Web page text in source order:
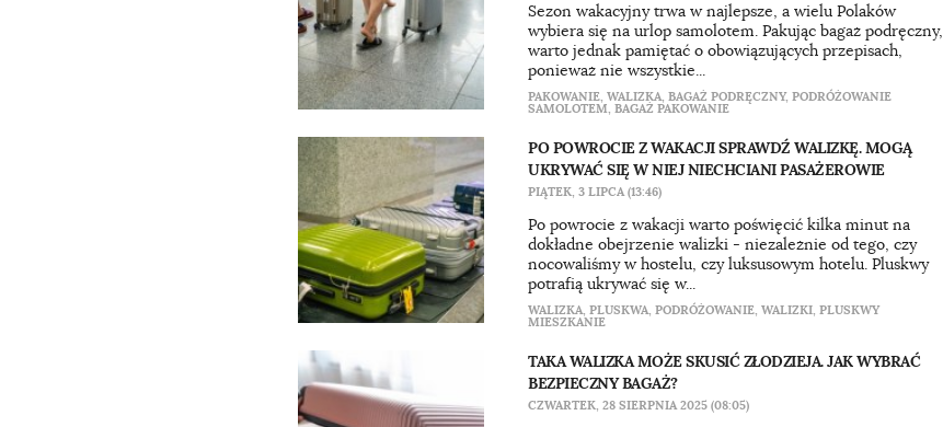
Sezon wakacyjny trwa w najlepsze, a wielu Polaków
wybiera się na urlop samolotem. Pakując bagaż podręczny,
warto jednak pamiętać o obowiązujących przepisach,
ponieważ nie wszystkie...
PAKOWANIE, WALIZKA, BAGAŻ PODRĘCZNY, PODRÓŻOWANIE
SAMOLOTEM, BAGAŻ PAKOWANIE
PO POWROCIE Z WAKACJI SPRAWDŹ WALIZKĘ. MOGĄ
UKRYWAĆ SIĘ W NIEJ NIECHCIANI PASAŻEROWIE
PIĄTEK, 3 LIPCA (13:46)
Po powrocie z wakacji warto poświęcić kilka minut na
dokładne obejrzenie walizki - niezależnie od tego, czy
nocowaliśmy w hostelu, czy luksusowym hotelu. Pluskwy
potrafią ukrywać się w...
WALIZKA, PLUSKWA, PODRÓŻOWANIE, WALIZKI, PLUSKWY
MIESZKANIE
TAKA WALIZKA MOŻE SKUSIĆ ZŁODZIEJA. JAK WYBRAĆ
BEZPIECZNY BAGAŻ?
CZWARTEK, 28 SIERPNIA 2025 (08:05)